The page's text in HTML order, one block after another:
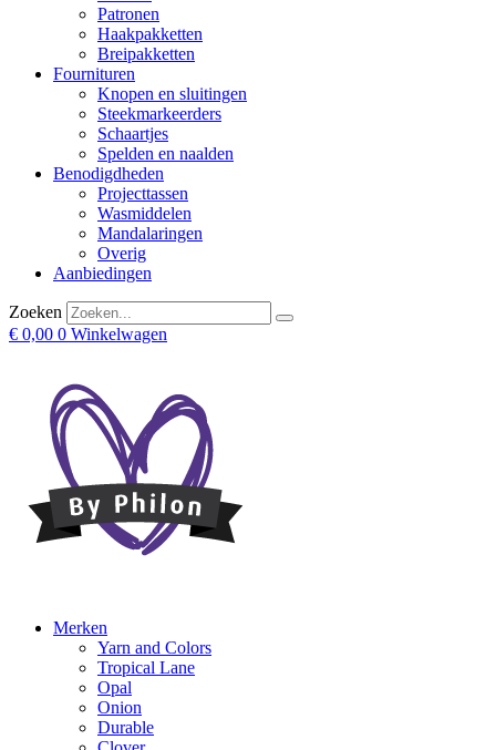
Patronen
Haakpakketten
Breipakketten
Fournituren
Knopen en sluitingen
Steekmarkeerders
Schaartjes
Spelden en naalden
Benodigdheden
Projecttassen
Wasmiddelen
Mandalaringen
Overig
Aanbiedingen
Zoeken
€ 0,00 0 Winkelwagen
Merken
Yarn and Colors
Tropical Lane
Opal
Onion
Durable